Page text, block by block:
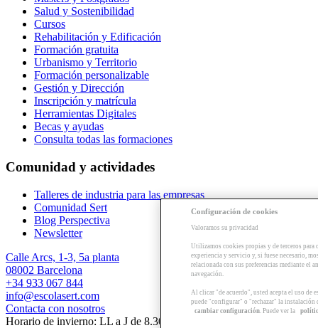
Salud y Sostenibilidad
Cursos
Rehabilitación y Edificación
Formación gratuita
Urbanismo y Territorio
Formación personalizable
Gestión y Dirección
Inscripción y matrícula
Herramientas Digitales
Becas y ayudas
Consulta todas las formaciones
Comunidad y actividades
Talleres de industria para las empresas
Comunidad Sert
Blog Perspectiva
Newsletter
Calle Arcs, 1-3, 5a planta
08002 Barcelona
+34 933 067 844
info@escolasert.com
Contacta con nosotros
Horario de invierno: LL a J de 8.30 a 16.30 h / V de 8.30 a 14 h.
Configuración de cookies
Valoramos su privacidad
Utilizamos cookies propias y de terceros para
experiencia y servicio y, si fuese necesario,
relacionada con sus preferencias mediante el
navegación.
Al clicar "de acuerdo", usted acepta el uso de
puede "configurar" o "rechazar" la instalación
cambiar configuración . Puede ver la